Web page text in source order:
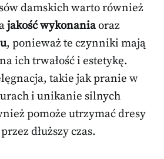
damskich warto również
jakość wykonaniaoraz
, ponieważ te czynniki mają
ich trwałość i estetykę.
takie jak pranie w
i unikanie silnych
pomoże utrzymać dresy
dłuższy czas.